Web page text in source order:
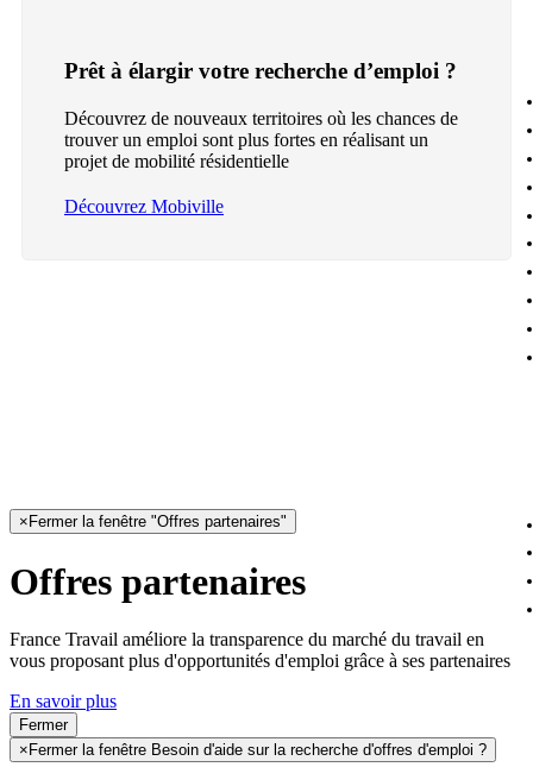
Prêt à élargir votre recherche d’emploi ?
Découvrez de nouveaux territoires où les chances de
trouver un emploi sont plus fortes en réalisant un
projet de mobilité résidentielle
Découvrez Mobiville
× Fermer la fenêtre "Offres partenaires"
Offres partenaires
France Travail améliore la transparence du marché du travail en
vous proposant plus d'opportunités d'emploi grâce à ses partenaires
En savoir plus
Fermer
× Fermer la fenêtre Besoin d'aide sur la recherche d'offres d'emploi ?